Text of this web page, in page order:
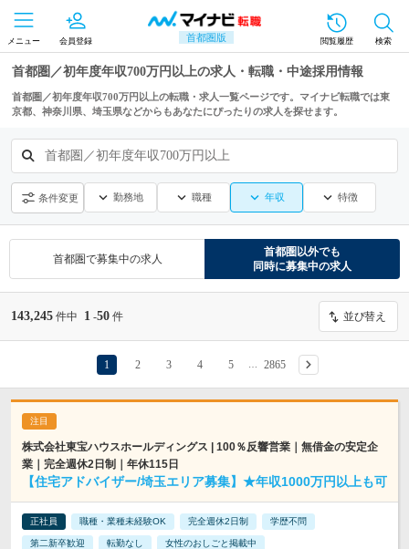
首都圏版
メニュー 会員登録 閲覧履歴 検索
首都圏／初年度年収700万円以上の求人・転職・中途採用情報
首都圏／初年度年収700万円以上の転職・求人一覧ページです。マイナビ転職では東
京都、神奈川県、埼玉県などからもあなたにぴったりの求人を探せます。
首都圏／初年度年収700万円以上
条件変更 勤務地 職種 年収 特徴
首都圏で募集中の求人
首都圏 以外でも
同時に募集中の求人
143,245 件中 1 -50 件 並び替え
1 2 3 4 5 2865
株式会社東宝ハウスホールディングス | 100％反響営業｜無借金の安定企
業｜完全週休2日制｜年休115日
【住宅アドバイザー/埼玉エリア募集】★年収1000万円以上も可
正社員 職種・業種未経験OK 完全週休2日制 学歴不問
第二新卒歓迎 転勤なし 女性のおしごと掲載中